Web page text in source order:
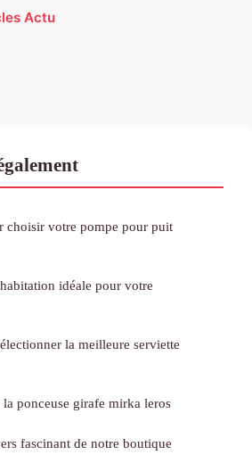
Actu
choisir votre pompe pour puit
idéale pour votre
la meilleure serviette
la ponceuse girafe mirka leros
fascinant de notre boutique